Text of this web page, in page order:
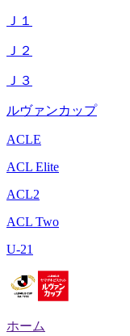
Ｊ１
Ｊ２
Ｊ３
ルヴァンカップ
ACLE
ACL Elite
ACL2
ACL Two
U-21
ホーム